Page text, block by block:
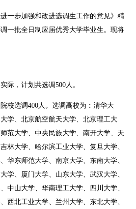
一步加强和改进选调生工作的意见》精
一批全日制应届优秀大学毕业生。现将
际，计划共选调500人。
校选调400人。选调高校为：清华大
学、北京航空航天大学、北京理工大
范大学、中央民族大学、南开大学、天
林大学、哈尔滨工业大学、复旦大学、
华东师范大学、南京大学、东南大学、
学、厦门大学、山东大学、武汉大学、
中山大学、华南理工大学、四川大学、
西北工业大学、兰州大学、东北大学、